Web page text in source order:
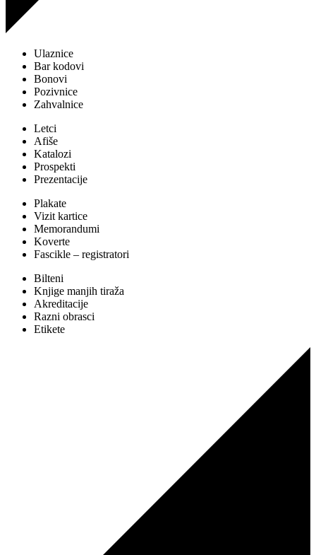
Ulaznice
Bar kodovi
Bonovi
Pozivnice
Zahvalnice
Letci
Afiše
Katalozi
Prospekti
Prezentacije
Plakate
Vizit kartice
Memorandumi
Koverte
Fascikle – registratori
Bilteni
Knjige manjih tiraža
Akreditacije
Razni obrasci
Etikete